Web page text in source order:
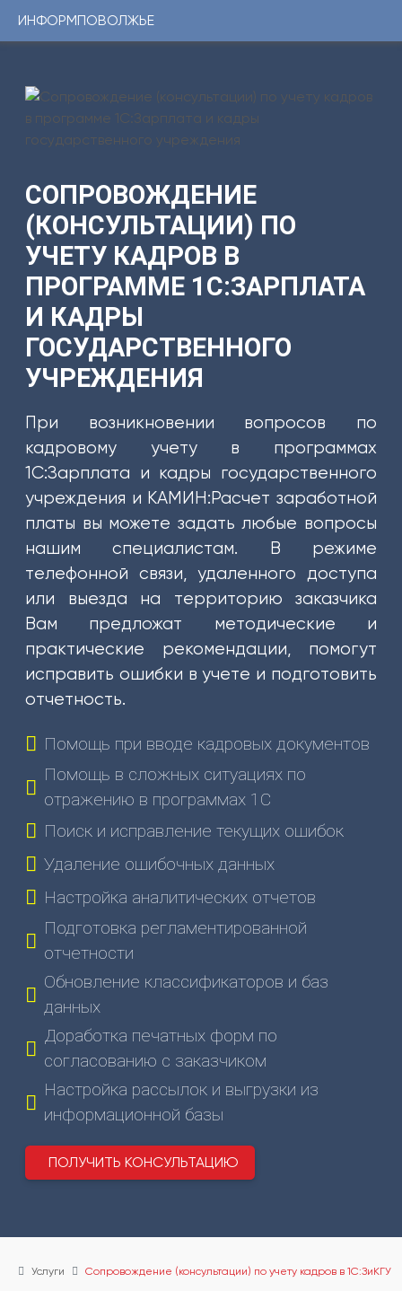
ИНФОРМПОВОЛЖЬЕ
Регистрационный
номер
сертификата:
от
24.01.2014г.
Youtube-
канал
Telegram-
канал
КОНТАКТЫ
274-
80-
80
gov-
ip@mail.ru
603003
Нижний
Новгород,
ул.
Ефремова,
Вебинары
Контакты
Удалённый
Релизы
Услуги
Программы
Сервисы
решения
ИНФОРМПОВОЛЖЬЕ
СОПРОВОЖДЕНИЕ
(КОНСУЛЬТАЦИИ) ПО
УЧЕТУ КАДРОВ В
ПРОГРАММЕ 1С:ЗАРПЛАТА
И КАДРЫ
ГОСУДАРСТВЕННОГО
УЧРЕЖДЕНИЯ
При возникновении вопросов по
кадровому учету в программах
1С:Зарплата и кадры государственного
учреждения и КАМИН:Расчет заработной
платы вы можете задать любые вопросы
нашим специалистам. В режиме
телефонной связи, удаленного доступа
или выезда на территорию заказчика
Вам предложат методические и
практические рекомендации, помогут
исправить ошибки в учете и подготовить
отчетность.
Помощь при вводе кадровых документов
Помощь в сложных ситуациях по
отражению в программах 1С
Поиск и исправление текущих ошибок
Удаление ошибочных данных
Настройка аналитических отчетов
Подготовка регламентированной
отчетности
Обновление классификаторов и баз
данных
Доработка печатных форм по
согласованию с заказчиком
Настройка рассылок и выгрузки из
информационной базы
ПОЛУЧИТЬ КОНСУЛЬТАЦИЮ
Услуги Сопровождение (консультации) по учету кадров в 1С:ЗиКГУ